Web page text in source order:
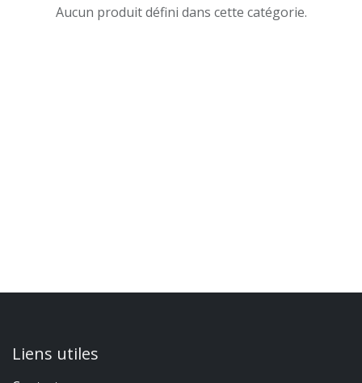
Aucun produit défini dans cette catégorie.
Liens utiles